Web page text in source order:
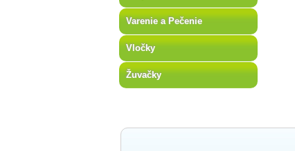
Varenie a Pečenie
Vločky
Žuvačky